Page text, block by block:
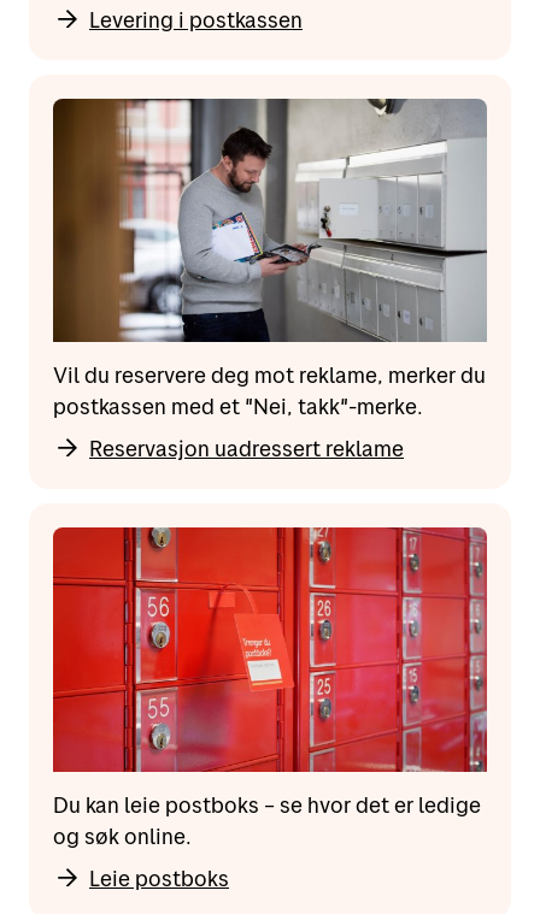
Levering i postkassen
Vil du reservere deg mot reklame, merker du
postkassen med et "Nei, takk"-merke.
Reservasjon uadressert reklame
Du kan leie postboks – se hvor det er ledige
og søk online.
Leie postboks